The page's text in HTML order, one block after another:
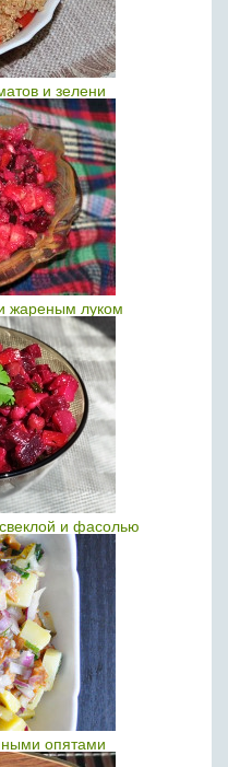
и зелени
жареным луком
и фасолью
опятами